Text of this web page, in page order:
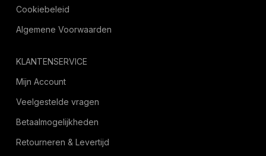
Cookiebeleid
Algemene Voorwaarden
KLANTENSERVICE
Mijn Account
Veelgestelde vragen
Betaalmogelijkheden
Retourneren & Levertijd